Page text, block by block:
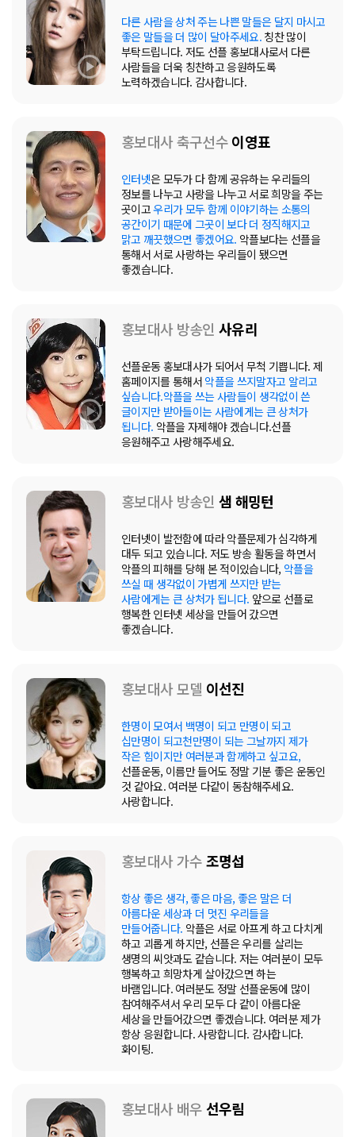
다른 사람을 상처 주는 나쁜 말들은 달지 마시고
좋은 말들을 더 많이 달아주세요. 칭찬 많이
부탁드립니다. 저도 선플 홍보대사로서 다른
사람들을 더욱 칭찬하고 응원하도록
노력하겠습니다. 감사합니다.
홍보대사 축구선수이영표
인터넷은 모두가 다 함께 공유하는 우리들의
정보를 나누고 사랑을 나누고 서로 희망을 주는
곳이고우리가 모두 함께 이야기하는 소통의
공간이기 때문에 그곳이 보다 더 정직해지고
맑고 깨끗했으면 좋겠어요. 악플보다는 선플을
통해서 서로 사랑하는 우리들이 됐으면
좋겠습니다.
홍보대사 방송인사유리
선플운동 홍보대사가 되어서 무척 기쁩니다. 제
홈페이지를 통해서 악플을 쓰지말자고 알리고
싶습니다.악플을 쓰는 사람들이 생각없이 쓴
글이지만 받아들이는 사람에게는 큰 상처가
됩니다. 악플을 자제해야 겠습니다.선플
응원해주고 사랑해주세요.
홍보대사 방송인샘 해밍턴
인터넷이 발전함에 따라 악플문제가 심각하게
대두 되고 있습니다. 저도 방송 활동을 하면서
악플의 피해를 당해 본 적이있습니다, 악플을
쓰실 때 생각없이 가볍게 쓰지만 받는
사람에게는 큰 상처가 됩니다. 앞으로 선플로
행복한 인터넷 세상을 만들어 갔으면
좋겠습니다.
홍보대사 모델 이선진
한명이 모여서 백명이 되고 만명이 되고
십만명이 되고천만명이 되는 그날까지 제가
작은 힘이지만 여러분과 함께하고 싶고요,
선플운동, 이름만 들어도 정말 기분 좋은 운동인
것 같아요. 여러분 다같이 동참해주세요.
사랑합니다.
홍보대사 가수조명섭
항상 좋은 생각, 좋은 마음, 좋은 말은 더
아름다운 세상과 더 멋진 우리들을
만들어줍니다. 악플은 서로 아프게 하고 다치게
하고 괴롭게 하지만, 선플은 우리를 살리는
생명의 씨앗과도 같습니다. 저는 여러분이 모두
행복하고 희망차게 살아갔으면 하는
바램입니다. 여러분도 정말 선플운동에 많이
참여해주셔서 우리 모두 다 같이 아름다운
세상을 만들어갔으면 좋겠습니다. 여러분 제가
항상 응원합니다. 사랑합니다. 감사합니다.
화이팅.
홍보대사 배우 선우림